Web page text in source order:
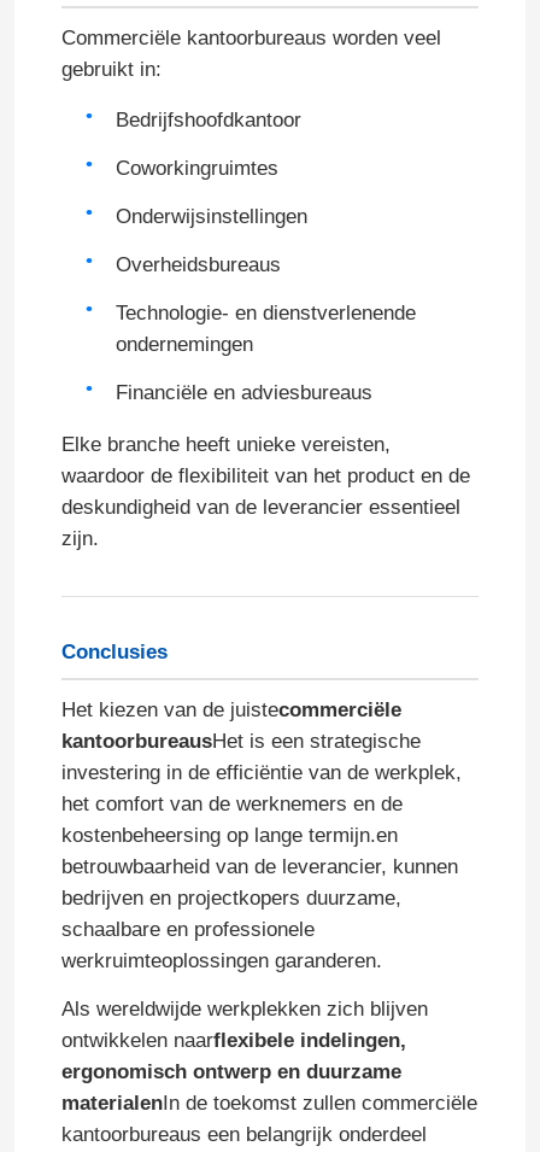
Commerciële kantoorbureaus worden veel
gebruikt in:
Bedrijfshoofdkantoor
Coworkingruimtes
Onderwijsinstellingen
Overheidsbureaus
Technologie- en dienstverlenende
ondernemingen
Financiële en adviesbureaus
Elke branche heeft unieke vereisten,
waardoor de flexibiliteit van het product en de
deskundigheid van de leverancier essentieel
zijn.
Conclusies
Het kiezen van de juistecommerciële
kantoorbureausHet is een strategische
investering in de efficiëntie van de werkplek,
het comfort van de werknemers en de
kostenbeheersing op lange termijn.en
betrouwbaarheid van de leverancier, kunnen
bedrijven en projectkopers duurzame,
schaalbare en professionele
werkruimteoplossingen garanderen.
Als wereldwijde werkplekken zich blijven
ontwikkelen naarflexibele indelingen,
ergonomisch ontwerp en duurzame
materialenIn de toekomst zullen commerciële
kantoorbureaus een belangrijk onderdeel